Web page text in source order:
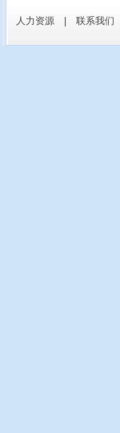
人力资源 联系我们